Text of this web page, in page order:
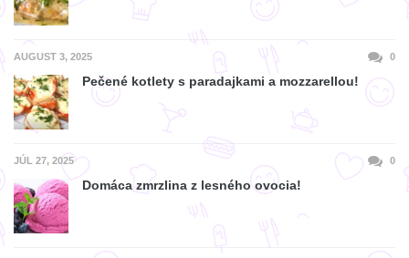
AUGUST 3, 2025 0
Pečené kotlety s paradajkami a mozzarellou!
JÚL 27, 2025 0
Domáca zmrzlina z lesného ovocia!